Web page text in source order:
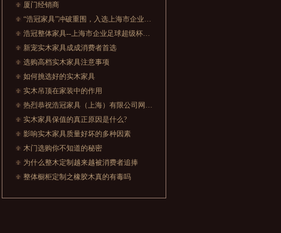
厦门经销商
“浩冠家具”冲破重围，入选上海市企业足球超级杯赛
浩冠整体家具--上海市企业足球超级杯赛首战告捷
新宠实木家具成成消费者首选
选购高档实木家具注意事项
如何挑选好的实木家具
实木吊顶在家装中的作用
热烈恭祝浩冠家具（上海）有限公司网站正式上线！
实木家具保值的真正原因是什么?
影响实木家具质量好坏的多种因素
木门选购你不知道的秘密
为什么整木定制越来越被消费者追捧
整体橱柜定制之橡胶木真的有毒吗